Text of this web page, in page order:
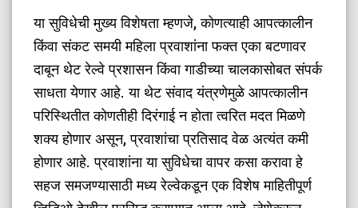
​या सुविधेची मुख्य विशेषता म्हणजे, कोणत्याही आपत्कालीन
किंवा संकट समयी महिला प्रवाशांना फक्त एका बटणावर
दाबून थेट रेल्वे प्रशासन किंवा गाडीच्या चालकासोबत संपर्क
साधता येणार आहे. या थेट संवाद यंत्रणेमुळे आपत्कालीन
परिस्थितीत कोणतीही दिरंगाई न होता त्वरित मदत मिळणे
शक्य होणार असून, प्रवाशांचा प्रतिसाद वेळ अत्यंत कमी
होणार आहे. प्रवाशांना या सुविधेचा वापर कसा करावा हे
सहज समजण्यासाठी मध्य रेल्वेकडून एक विशेष माहितीपूर्ण